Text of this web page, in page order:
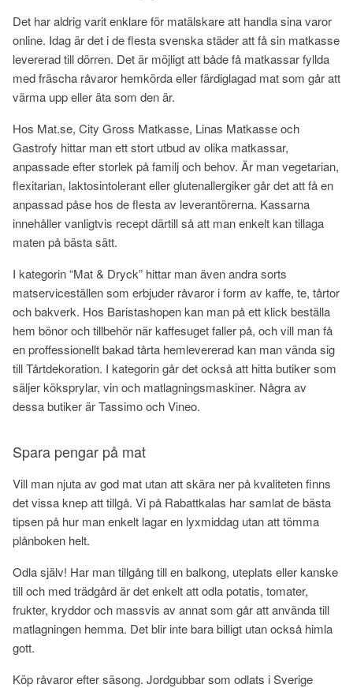
Det har aldrig varit enklare för matälskare att handla sina varor
online. Idag är det i de flesta svenska städer att få sin matkasse
levererad till dörren. Det är möjligt att både få matkassar fyllda
med fräscha råvaror hemkörda eller färdiglagad mat som går att
värma upp eller äta som den är.
Hos Mat.se, City Gross Matkasse, Linas Matkasse och
Gastrofy hittar man ett stort utbud av olika matkassar,
anpassade efter storlek på familj och behov. Är man vegetarian,
flexitarian, laktosintolerant eller glutenallergiker går det att få en
anpassad påse hos de flesta av leverantörerna. Kassarna
innehåller vanligtvis recept därtill så att man enkelt kan tillaga
maten på bästa sätt.
I kategorin “Mat & Dryck” hittar man även andra sorts
matserviceställen som erbjuder råvaror i form av kaffe, te, tårtor
och bakverk. Hos Baristashopen kan man på ett klick beställa
hem bönor och tillbehör när kaffesuget faller på, och vill man få
en proffessionellt bakad tårta hemlevererad kan man vända sig
till Tårtdekoration. I kategorin går det också att hitta butiker som
säljer köksprylar, vin och matlagningsmaskiner. Några av
dessa butiker är Tassimo och Vineo.
Spara pengar på mat
Vill man njuta av god mat utan att skära ner på kvaliteten finns
det vissa knep att tillgå. Vi på Rabattkalas har samlat de bästa
tipsen på hur man enkelt lagar en lyxmiddag utan att tömma
plånboken helt.
Odla själv! Har man tillgång till en balkong, uteplats eller kanske
till och med trädgård är det enkelt att odla potatis, tomater,
frukter, kryddor och massvis av annat som går att använda till
matlagningen hemma. Det blir inte bara billigt utan också himla
gott.
Köp råvaror efter säsong. Jordgubbar som odlats i Sverige